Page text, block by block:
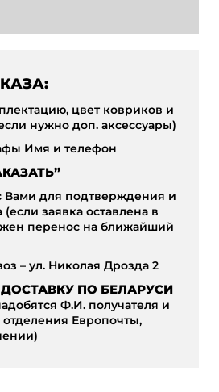
цвет ковриков и
нужно доп. аксессуары)
Имя и телефон
для подтверждения и
(если заявка оставлена в
перенос на ближайший
– ул. Николая Дрозда 2
ДОСТАВКУ ПО БЕЛАРУСИ
Ф.И. получателя и
Европочты,